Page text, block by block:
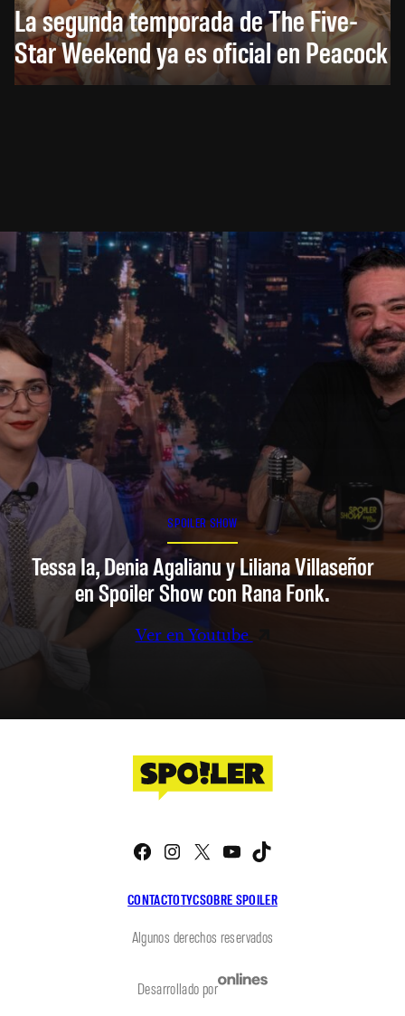
La segunda temporada de The Five-
Star Weekend ya es oficial en Peacock
SPOILER SHOW
Tessa Ia, Denia Agalianu y Liliana Villaseñor
en Spoiler Show con Rana Fonk.
Ver en Youtube
CONTACTOTYCSOBRE SPOILER
Facebook
Instagram
X YouTube
Algunos derechos reservados
Desarrollado por